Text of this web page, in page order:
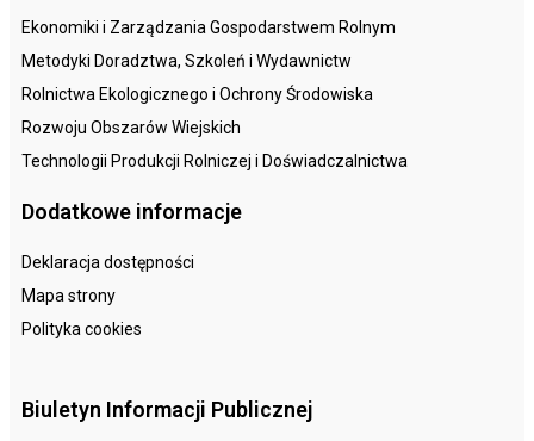
Ekonomiki i Zarządzania Gospodarstwem Rolnym
Metodyki Doradztwa, Szkoleń i Wydawnictw
Rolnictwa Ekologicznego i Ochrony Środowiska
Rozwoju Obszarów Wiejskich
Technologii Produkcji Rolniczej i Doświadczalnictwa
Dodatkowe informacje
Deklaracja dostępności
Mapa strony
Polityka cookies
Biuletyn Informacji Publicznej